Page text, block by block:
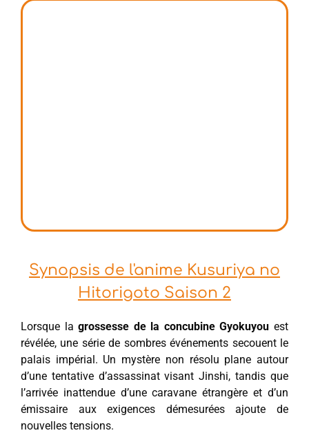
Synopsis de l'anime Kusuriya no
Hitorigoto Saison 2
Lorsque lagrossesse de la concubine Gyokuyou est
révélée, une série de sombres événements secouent le
palais impérial. Un mystère non résolu plane autour
d’une tentative d’assassinat visant Jinshi, tandis que
l’arrivée inattendue d’une caravane étrangère et d’un
émissaire aux exigences démesurées ajoute de
nouvelles tensions.